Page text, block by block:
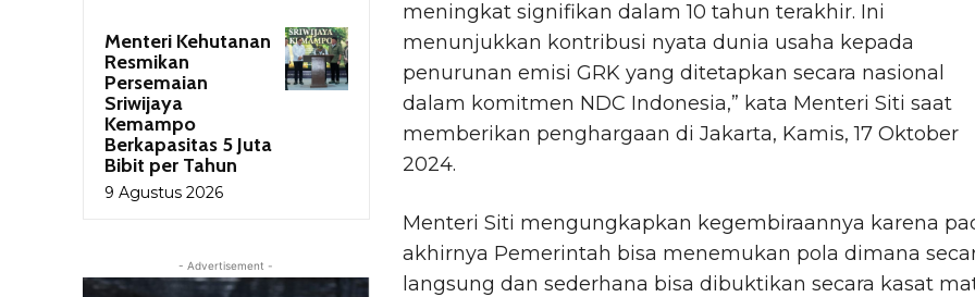
Menteri Kehutanan
Resmikan
Persemaian
Sriwijaya
Kemampo
Berkapasitas 5 Juta
Bibit per Tahun
9 Agustus 2026
- Advertisement -
meningkat signifikan dalam 10 tahun terakhir. Ini
menunjukkan kontribusi nyata dunia usaha kepada
penurunan emisi GRK yang ditetapkan secara nasional
dalam komitmen NDC Indonesia,” kata Menteri Siti saat
memberikan penghargaan di Jakarta, Kamis, 17 Oktober
2024.
Menteri Siti mengungkapkan kegembiraannya karena
akhirnya Pemerintah bisa menemukan pola dimana
langsung dan sederhana bisa dibuktikan secara kasat